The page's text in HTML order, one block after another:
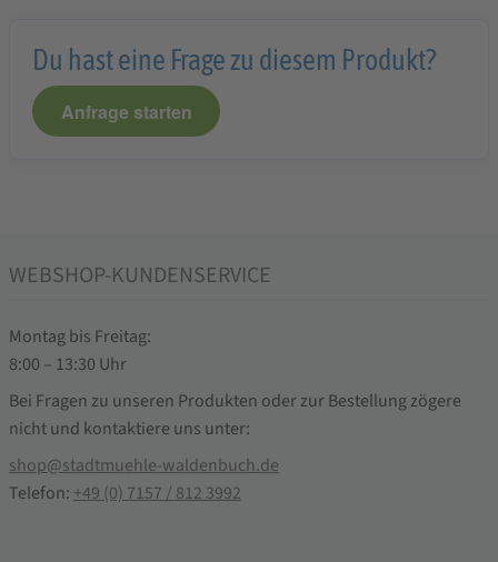
Du hast eine Frage zu diesem Produkt?
Anfrage starten
WEBSHOP-KUNDENSERVICE
Montag bis Freitag:
8:00 – 13:30 Uhr
Bei Fragen zu unseren Produkten oder zur Bestellung zögere
nicht und kontaktiere uns unter:
shop@stadtmuehle-waldenbuch.de
Telefon: +49 (0) 7157 / 812 3992